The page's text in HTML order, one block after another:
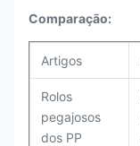
Comparação:
Artigos
Rolos
pegajosos
dos PP